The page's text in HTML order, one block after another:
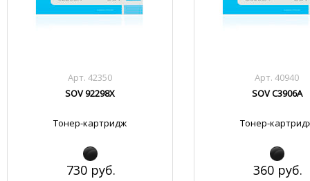
Арт. 42350
SOV 92298X
Тонер-картридж
730 руб.
Арт. 40940
SOV C3906A
Тонер-
360 руб.